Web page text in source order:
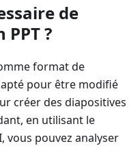
de
?
format de
pour être modifié
créer des diapositives
en utilisant le
vous pouvez analyser